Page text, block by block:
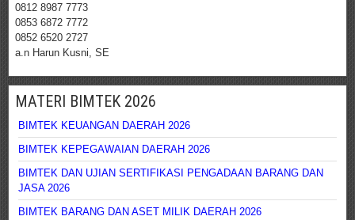
0812 8987 7773
0853 6872 7772
0852 6520 2727
a.n Harun Kusni, SE
MATERI BIMTEK 2026
BIMTEK KEUANGAN DAERAH 2026
BIMTEK KEPEGAWAIAN DAERAH 2026
BIMTEK DAN UJIAN SERTIFIKASI PENGADAAN BARANG DAN
JASA 2026
BIMTEK BARANG DAN ASET MILIK DAERAH 2026